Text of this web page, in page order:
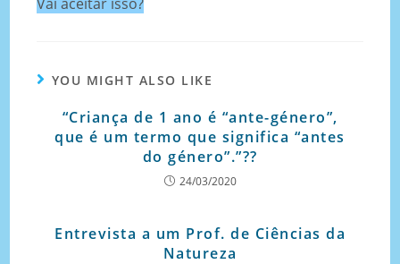
YOU MIGHT ALSO LIKE
“Criança de 1 ano é “ante-género”,
que é um termo que significa “antes
do género”.”??
24/03/2020
Entrevista a um Prof. de Ciências da
Natureza